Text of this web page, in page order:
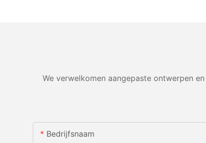
We verwelkomen aangepaste ontwerpen
Bedrijfsnaam